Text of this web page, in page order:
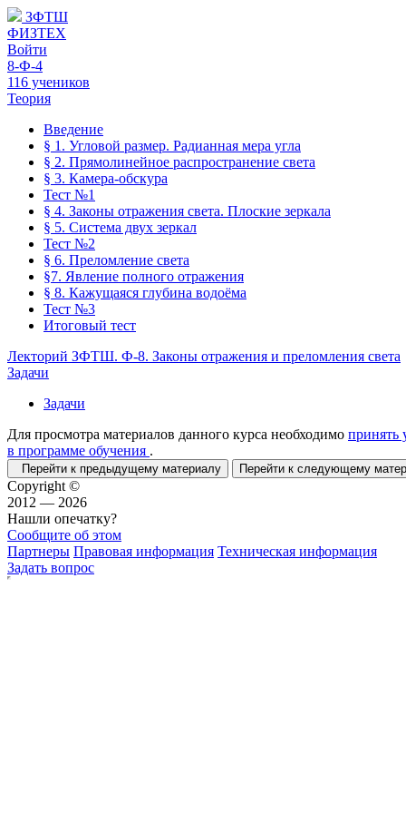
ЗФТШ
ФИЗТЕХ
Войти
8-Ф-4
116 учеников
Теория
Введение
§ 1. Угловой размер. Радианная мера угла
§ 2. Прямолинейное распространение света
§ 3. Камера-обскура
Тест №1
§ 4. Законы отражения света. Плоские зеркала
§ 5. Система двух зеркал
Тест №2
§ 6. Преломление света
§7. Явление полного отражения
§ 8. Кажущаяся глубина водоёма
Тест №3
Итоговый тест
Лекторий ЗФТШ. Ф-8. Законы отражения и преломления света
Задачи
Задачи
Для просмотра материалов данного курса необходимо принять
в программе обучения .
Перейти к предыдущему материалу Перейти к следующему
Copyright ©
2012 — 2026
Нашли опечатку?
Сообщите об этом
Партнеры Правовая информация Техническая информация
Задать вопрос